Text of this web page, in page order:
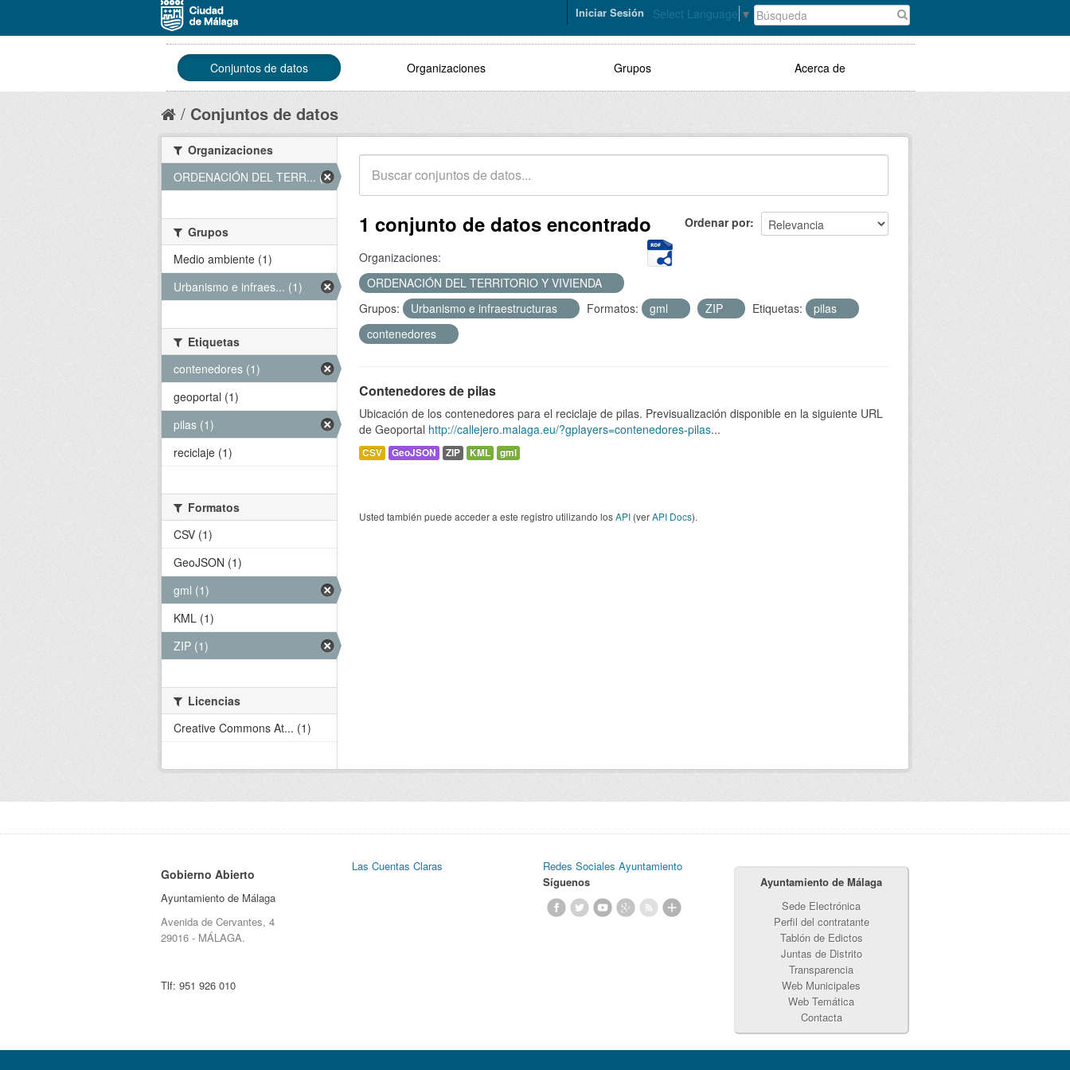
Select Language ▼
Iniciar Sesión
Conjuntos de datos Organizaciones Grupos Acerca de
Conjuntos de datos
Ordenar por
1 conjunto de datos encontrado
Organizaciones:
ORDENACIÓN DEL TERRITORIO Y VIVIENDA
Grupos:
Urbanismo e infraestructuras Formatos: gml ZIP Etiquetas:
pilas
contenedores
Contenedores de pilas
Ubicación de los contenedores para el reciclaje de pilas. Previsualización disponible en la siguiente URL
de Geoportal http://callejero.malaga.eu/?gplayers=contenedores-pilas...
CSV GeoJSON ZIP KML gml
Usted también puede acceder a este registro utilizando losAPI (verAPI Docs).
Organizaciones
ORDENACIÓN DEL TERR... (1)
Grupos
Medio ambiente (1)
Urbanismo e infraes... (1)
Etiquetas
contenedores (1)
geoportal (1)
pilas (1)
reciclaje (1)
Formatos
CSV (1)
GeoJSON (1)
gml (1)
KML (1)
ZIP (1)
Licencias
Creative Commons At... (1)
Gobierno Abierto
Ayuntamiento de Málaga
Avenida de Cervantes, 4
29016 - MÁLAGA.
Tlf: 951 926 010
Las Cuentas Claras
Redes Sociales Ayuntamiento
Síguenos
Ayuntamiento de Málaga
Sede Electrónica
Perfil del contratante
Tablón de Edictos
Juntas de Distrito
Transparencia
Web Municipales
Web Temática
Contacta